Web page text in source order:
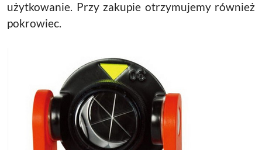
użytkowanie. Przy zakupie otrzymujemy również
pokrowiec.